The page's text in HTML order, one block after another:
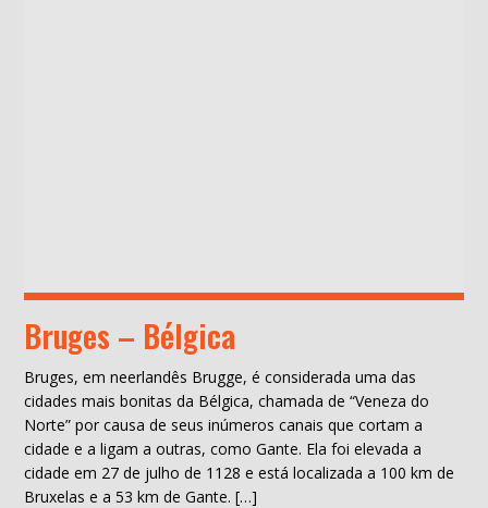
Bruges – Bélgica
Bruges, em neerlandês Brugge, é considerada uma das
cidades mais bonitas da Bélgica, chamada de “Veneza do
Norte” por causa de seus inúmeros canais que cortam a
cidade e a ligam a outras, como Gante. Ela foi elevada a
cidade em 27 de julho de 1128 e está localizada a 100 km de
Bruxelas e a 53 km de Gante. […]